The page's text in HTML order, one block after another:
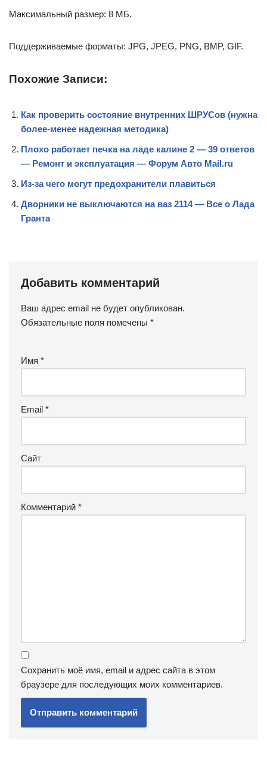
Максимальный размер: 8 МБ.
Поддерживаемые форматы: JPG, JPEG, PNG, BMP, GIF.
Похожие Записи:
Как проверить состояние внутренних ШРУСов (нужна
более-менее надежная методика)
Плохо работает печка на ладе калине 2 — 39 ответов
— Ремонт и эксплуатация — Форум Авто Mail.ru
Из-за чего могут предохранители плавиться
Дворники не выключаются на ваз 2114 — Все о Лада
Гранта
Добавить комментарий
Ваш адрес email не будет опубликован.
Обязательные поля помечены *
Имя *
Email *
Сайт
Комментарий *
Сохранить моё имя, email и адрес сайта в этом
браузере для последующих моих комментариев.